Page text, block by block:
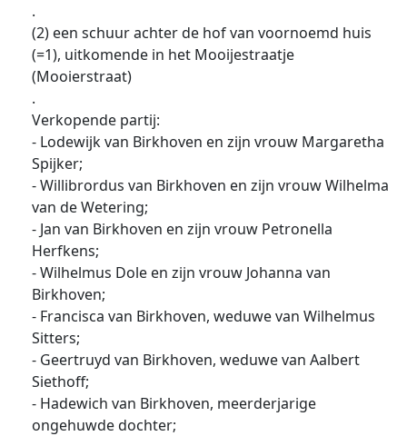
.
(2) een schuur achter de hof van voornoemd huis
(=1), uitkomende in het Mooijestraatje
(Mooierstraat)
.
Verkopende partij:
- Lodewijk van Birkhoven en zijn vrouw Margaretha
Spijker;
- Willibrordus van Birkhoven en zijn vrouw Wilhelma
van de Wetering;
- Jan van Birkhoven en zijn vrouw Petronella
Herfkens;
- Wilhelmus Dole en zijn vrouw Johanna van
Birkhoven;
- Francisca van Birkhoven, weduwe van Wilhelmus
Sitters;
- Geertruyd van Birkhoven, weduwe van Aalbert
Siethoff;
- Hadewich van Birkhoven, meerderjarige
ongehuwde dochter;